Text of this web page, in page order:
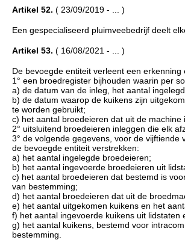
Artikel 52. ( 23/09/2019 - ... )
Een gespecialiseerd pluimveebedrijf deelt
Artikel 53. ( 16/08/2021 - ... )
De bevoegde entiteit verleent een
1° een broedregister bijhouden waarin per
a) de datum van de inleg, het aantal
b) de datum waarop de kuikens zijn
te worden gebruikt;
c) het aantal broedeieren dat uit de
2° uitsluitend broedeieren inleggen die elk
3° de volgende gegevens, voor de
de bevoegde entiteit verstrekken:
a) het aantal ingelegde broedeieren;
b) het aantal ingevoerde broedeieren uit
c) het aantal broedeieren dat bestemd is
van bestemming;
d) het aantal broedeieren dat uit de
e) het aantal uitgekomen kuikens en het
f) het aantal ingevoerde kuikens uit
g) het aantal kuikens, bestemd voor
bestemming.